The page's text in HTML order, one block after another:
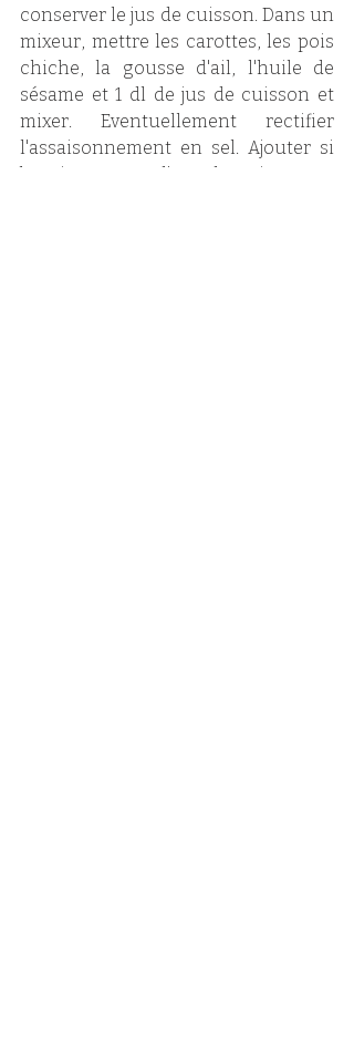
conserver le jus de cuisson. Dans un
mixeur, mettre les carottes, les pois
chiche, la gousse d'ail, l'huile de
sésame et 1 dl de jus de cuisson et
mixer. Eventuellement rectifier
l'assaisonnement en sel. Ajouter si
besoin un peu d'eau de cuisson en